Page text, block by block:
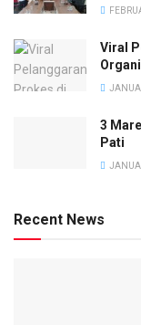
Viral
3
Pati
Recent News